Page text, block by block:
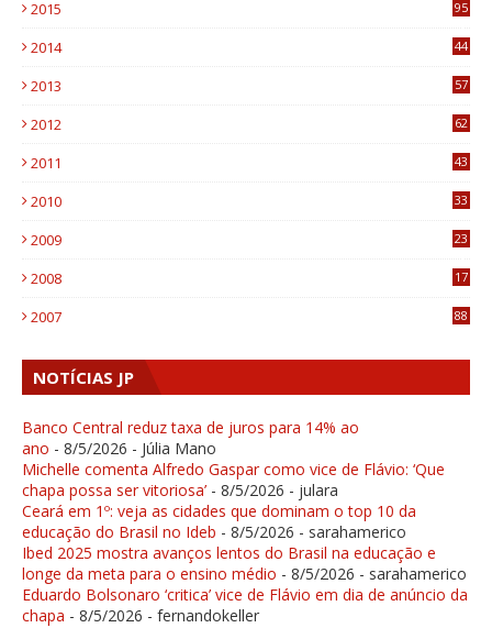
2015
95
2014
44
2013
57
2012
62
2011
43
2010
33
2009
23
2008
17
2007 88
NOTÍCIAS JP
Banco Central reduz taxa de juros para 14% ao
ano - 8/5/2026 - Júlia Mano
Michelle comenta Alfredo Gaspar como vice de Flávio: ‘Que
chapa possa ser vitoriosa’ - 8/5/2026 - julara
Ceará em 1º: veja as cidades que dominam o top 10 da
educação do Brasil no Ideb - 8/5/2026 - sarahamerico
Ibed 2025 mostra avanços lentos do Brasil na educação e
longe da meta para o ensino médio - 8/5/2026 - sarahamerico
Eduardo Bolsonaro ‘critica’ vice de Flávio em dia de anúncio da
chapa - 8/5/2026 - fernandokeller